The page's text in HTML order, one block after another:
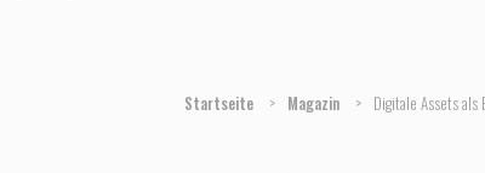
Startseite > Magazin > Digitale Assets